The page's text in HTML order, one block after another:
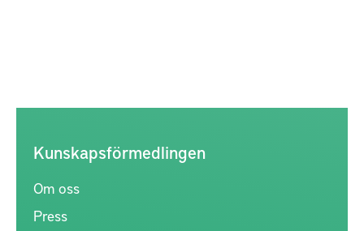
Kunskapsförmedlingen
Om oss
Press